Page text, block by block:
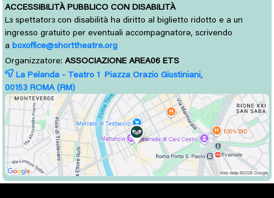
ACCESSIBILITÀ PUBBLICO CON DISABILITÀ
L ɜ spettatorɜ con disabilità ha diritto al biglietto ridotto e a un
ingresso gratuito per eventuali accompagnatorə, scrivendo
a boxoffice@shorttheatre.org
Organizzatore: ASSOCIAZIONE AREA06 ETS
La Pelanda - Teatro 1 Piazza Orazio Giustiniani,
00153 ROMA(RM)